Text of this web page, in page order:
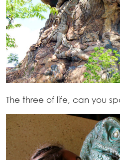
The three of life, can you